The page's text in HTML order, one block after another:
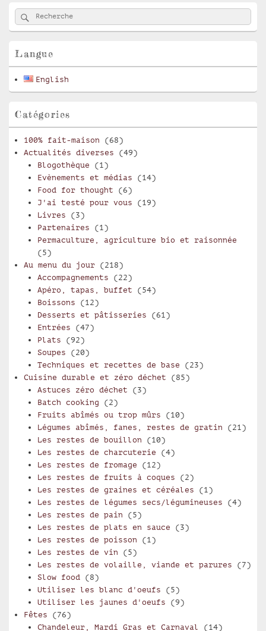
Zone
principale
de
pour
latérale
Recherche :
Rechercher
Langue
English
Catégories
100% fait-maison (68)
Actualités diverses (49)
Blogothèque (1)
Evènements et médias (14)
Food for thought (6)
J'ai testé pour vous (19)
Livres (3)
Partenaires (1)
Permaculture, agriculture bio et raisonnée
(5)
Au menu du jour (218)
Accompagnements (22)
Apéro, tapas, buffet (54)
Boissons (12)
Desserts et pâtisseries (61)
Entrées (47)
Plats (92)
Soupes (20)
Techniques et recettes de base (23)
Cuisine durable et zéro déchet (85)
Astuces zéro déchet (3)
Batch cooking (2)
Fruits abîmés ou trop mûrs (10)
Légumes abîmés, fanes, restes de gratin (21)
Les restes de bouillon (10)
Les restes de charcuterie (4)
Les restes de fromage (12)
Les restes de fruits à coques (2)
Les restes de graines et céréales (1)
Les restes de légumes secs/légumineuses (4)
Les restes de pain (5)
Les restes de plats en sauce (3)
Les restes de poisson (1)
Les restes de vin (5)
Les restes de volaille, viande et parures (7)
Slow food (8)
Utiliser les blanc d'oeufs (5)
Utiliser les jaunes d'oeufs (9)
Fêtes (76)
Chandeleur, Mardi Gras et Carnaval (14)